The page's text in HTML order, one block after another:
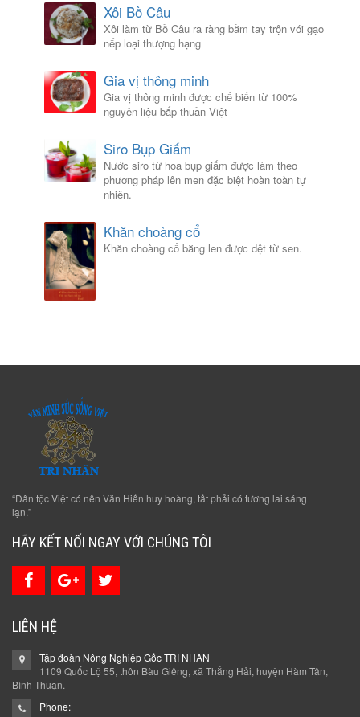
Xôi Bồ Câu
Xôi làm từ Bồ Câu ra ràng bằm tay trộn với gạo
nếp loại thượng hạng
Gia vị thông minh
Gia vị thông minh được chế biến từ 100%
nguyên liệu bắp thuần Việt
Siro Bụp Giấm
Nước siro từ hoa bụp giấm được làm theo
phương pháp lên men đặc biệt hoàn toàn tự
nhiên.
Khăn choàng cổ
Khăn choàng cổ bằng len được dệt từ sen.
“Dân tộc Việt có nền Văn Hiến huy hoàng, tất phải có tương lai sáng
lạn.”
HÃY KẾT NỐI NGAY VỚI CHÚNG TÔI
LIÊN HỆ
Tập đoàn Nông Nghiệp Gốc TRI NHÂN
1109 Quốc Lộ 55, thôn Bàu Giêng, xã Thắng Hải, huyện Hàm Tân,
Bình Thuận.
Phone: